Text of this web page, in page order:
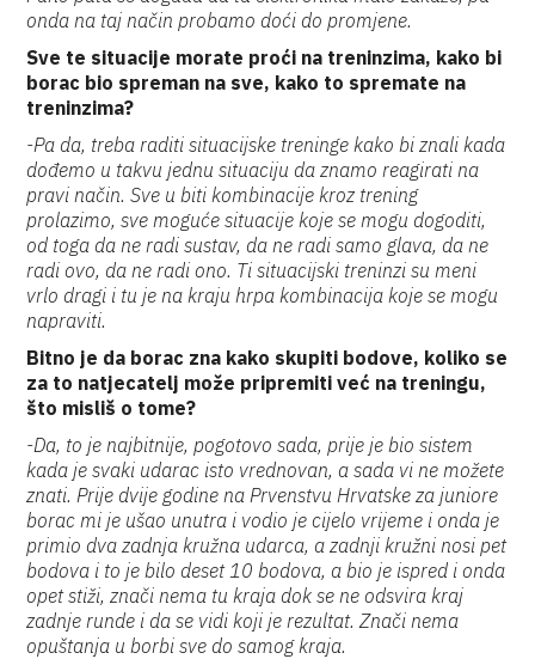
onda na taj način probamo doći do promjene.
Sve te situacije morate proći na treninzima, kako bi
borac bio spreman na sve, kako to spremate na
treninzima?
-Pa da, treba raditi situacijske treninge kako bi znali kada
dođemo u takvu jednu situaciju da znamo reagirati na
pravi način. Sve u biti kombinacije kroz trening
prolazimo, sve moguće situacije koje se mogu dogoditi,
od toga da ne radi sustav, da ne radi samo glava, da ne
radi ovo, da ne radi ono. Ti situacijski treninzi su meni
vrlo dragi i tu je na kraju hrpa kombinacija koje se mogu
napraviti.
Bitno je da borac zna kako skupiti bodove, koliko se
za to natjecatelj može pripremiti već na treningu,
što misliš o tome?
-Da, to je najbitnije, pogotovo sada, prije je bio sistem
kada je svaki udarac isto vrednovan, a sada vi ne možete
znati. Prije dvije godine na Prvenstvu Hrvatske za juniore
borac mi je ušao unutra i vodio je cijelo vrijeme i onda je
primio dva zadnja kružna udarca, a zadnji kružni nosi pet
bodova i to je bilo deset 10 bodova, a bio je ispred i onda
opet stiži, znači nema tu kraja dok se ne odsvira kraj
zadnje runde i da se vidi koji je rezultat. Znači nema
opuštanja u borbi sve do samog kraja.